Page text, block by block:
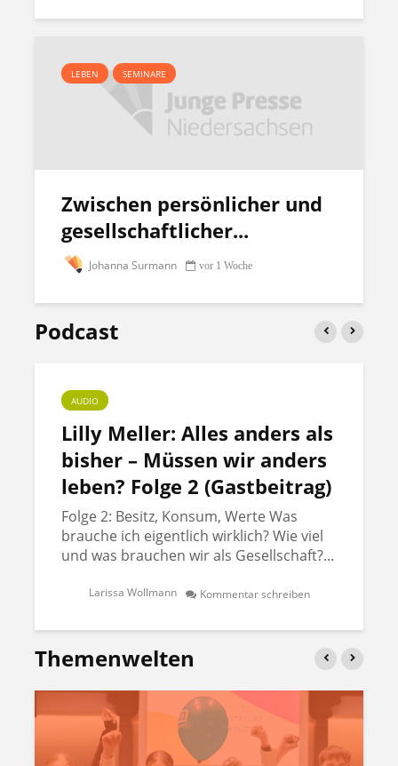
LEBEN SEMINARE
Zwischen persönlicher und
gesellschaftlicher...
Johanna Surmann vor 1 Woche
Podcast
AUDIO
Lilly Meller: Alles anders als
bisher – Müssen wir anders
leben? Folge 2 (Gastbeitrag)
Folge 2: Besitz, Konsum, Werte Was
brauche ich eigentlich wirklich? Wie viel
und was brauchen wir als Gesellschaft?...
Larissa Wollmann Kommentar schreiben
Themenwelten